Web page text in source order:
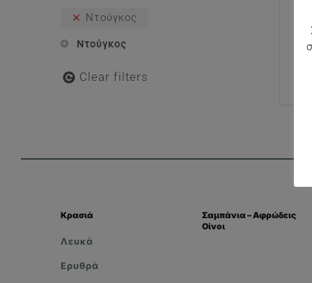
Ντούγκος
Ντούγκος
Clear filters
Κρασιά
Λευκά
Ερυθρά
Σαμπάνια – Αφρώδεις
Οίνοι